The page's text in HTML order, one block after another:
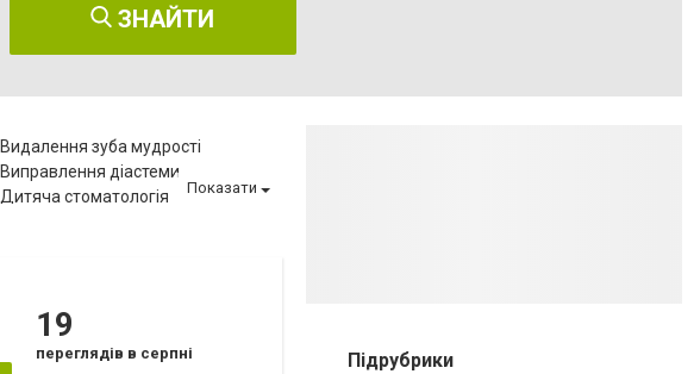
ЗНАЙТИ
Видалення зуба мудрості
Виправлення діастеми
Дитяча стоматологія
Лікування зубів при вагітності
Показати
19
переглядів в серпні Підрубрики